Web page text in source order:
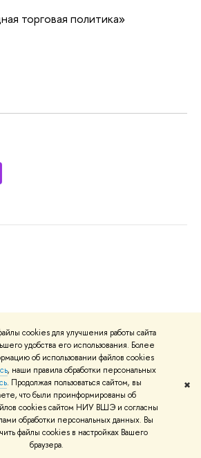
cookies для улучшения работы сайта
удобства его использования. Более
об использовании файлов cookies
, наши правила обработки персональных
. Продолжая пользоваться сайтом, вы
что были проинформированы об
cookies сайтом НИУ ВШЭ и согласны
обработки персональных данных. Вы
файлы cookies в настройках Вашего
браузера.
✖
торговая политика»
о событии магистратура
«Международная торговая